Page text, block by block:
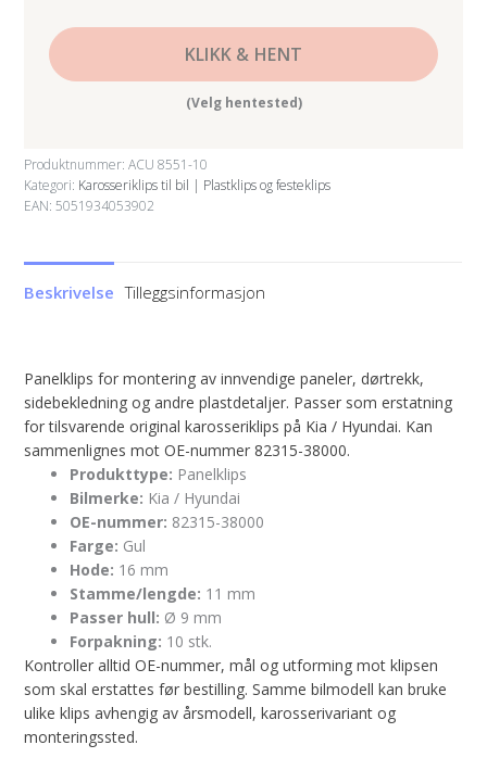
KLIKK & HENT
(Velg hentested)
Produktnummer:ACU 8551-10
Kategori: Karosseriklips til bil | Plastklips og festeklips
EAN: 5051934053902
Beskrivelse Tilleggsinformasjon
Panelklips for montering av innvendige paneler, dørtrekk,
sidebekledning og andre plastdetaljer. Passer som erstatning
for tilsvarende original karosseriklips på Kia / Hyundai. Kan
sammenlignes mot OE-nummer 82315-38000.
Produkttype: Panelklips
Bilmerke: Kia / Hyundai
OE-nummer: 82315-38000
Farge: Gul
Hode: 16 mm
Stamme/lengde: 11 mm
Passer hull: Ø 9 mm
Forpakning: 10 stk.
Kontroller alltid OE-nummer, mål og utforming mot klipsen
som skal erstattes før bestilling. Samme bilmodell kan bruke
ulike klips avhengig av årsmodell, karosserivariant og
monteringssted.